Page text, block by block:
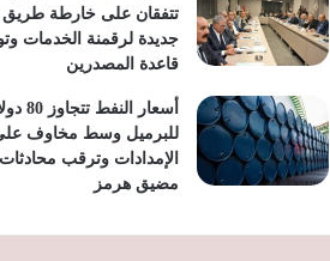
تتفقان على خارطة طريق
جديدة لرقمنة الخدمات
قاعدة المصدرين
أسعار النفط
للبرميل وسط مخاوف
الإمدادات وترقب محادثات
مضيق هرمز